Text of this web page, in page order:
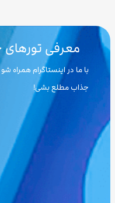
معرفی تورهای
با ما در اینستاگرام همراه
جذاب مطلع بشی!